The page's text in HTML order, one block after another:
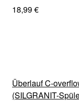
18,99 €
Überlauf C-
(SILGRANIT-